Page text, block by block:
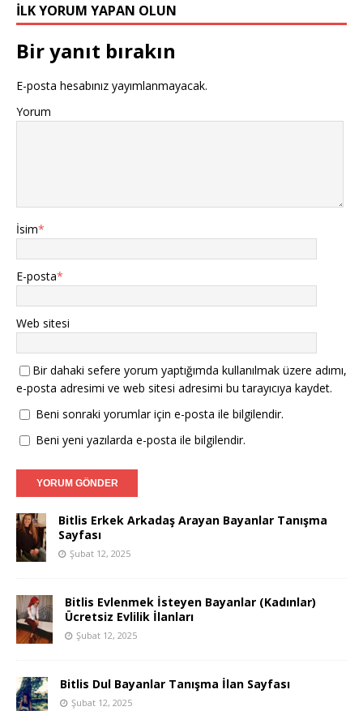
İLK YORUM YAPAN OLUN
Bir yanıt bırakın
E-posta hesabınız yayımlanmayacak.
Yorum
İsim*
E-posta*
Web sitesi
Bir dahaki sefere yorum yaptığımda kullanılmak üzere adımı,
e-posta adresimi ve web sitesi adresimi bu tarayıcıya kaydet.
Beni sonraki yorumlar için e-posta ile bilgilendir.
Beni yeni yazılarda e-posta ile bilgilendir.
Bitlis Erkek Arkadaş Arayan Bayanlar Tanışma
Sayfası
Şubat 12, 2025
Bitlis Evlenmek İsteyen Bayanlar (Kadınlar)
Ücretsiz Evlilik İlanları
Şubat 12, 2025
Bitlis Dul Bayanlar Tanışma İlan Sayfası
Şubat 12, 2025